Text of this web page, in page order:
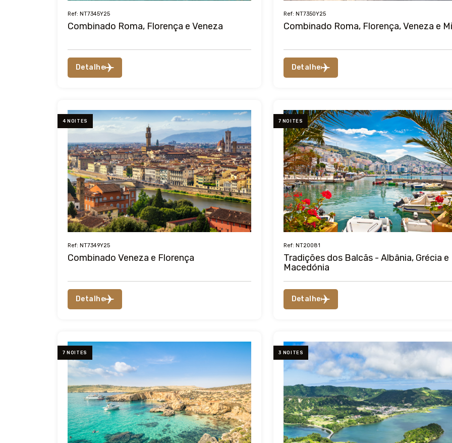
Ref: NT7345Y25
Combinado Roma, Florença e Veneza
Detalhe
Ref: NT7350Y25
Combinado Roma, Florença, Veneza e
Detalhe
4 NOITES
Ref: NT7349Y25
Combinado Veneza e Florença
Detalhe
7 NOITES
Ref: NT20081
Tradições dos Balcãs - Albânia, Grécia e
Macedónia
Detalhe
7 NOITES 3 NOITES